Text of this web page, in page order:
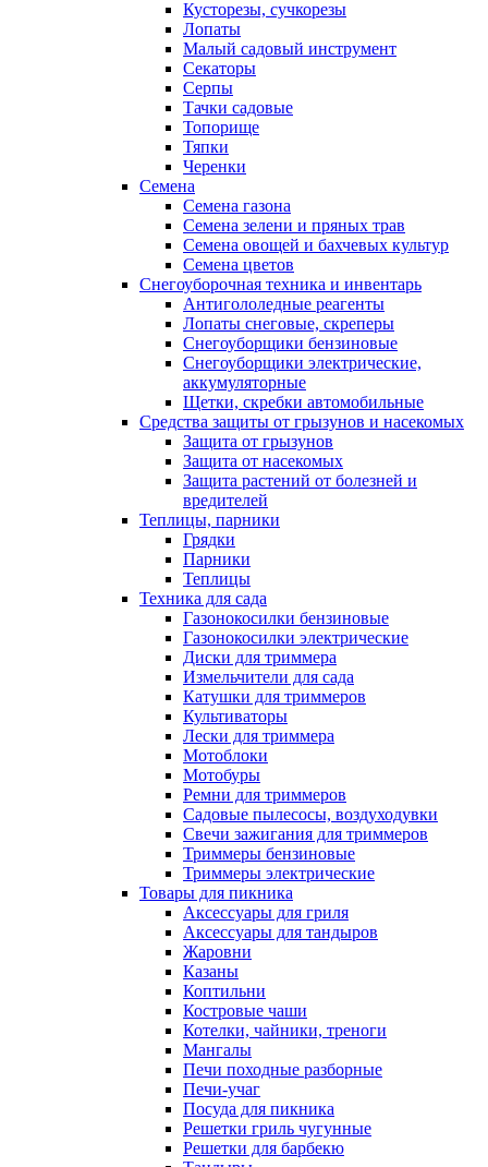
Кусторезы, сучкорезы
Лопаты
Малый садовый инструмент
Секаторы
Серпы
Тачки садовые
Топорище
Тяпки
Черенки
Семена
Семена газона
Семена зелени и пряных трав
Семена овощей и бахчевых культур
Семена цветов
Снегоуборочная техника и инвентарь
Антигололедные реагенты
Лопаты снеговые, скреперы
Снегоуборщики бензиновые
Снегоуборщики электрические,
аккумуляторные
Щетки, скребки автомобильные
Средства защиты от грызунов и насекомых
Защита от грызунов
Защита от насекомых
Защита растений от болезней и
вредителей
Теплицы, парники
Грядки
Парники
Теплицы
Техника для сада
Газонокосилки бензиновые
Газонокосилки электрические
Диски для триммера
Измельчители для сада
Катушки для триммеров
Культиваторы
Лески для триммера
Мотоблоки
Мотобуры
Ремни для триммеров
Садовые пылесосы, воздуходувки
Свечи зажигания для триммеров
Триммеры бензиновые
Триммеры электрические
Товары для пикника
Аксессуары для гриля
Аксессуары для тандыров
Жаровни
Казаны
Коптильни
Костровые чаши
Котелки, чайники, треноги
Мангалы
Печи походные разборные
Печи-учаг
Посуда для пикника
Решетки гриль чугунные
Решетки для барбекю